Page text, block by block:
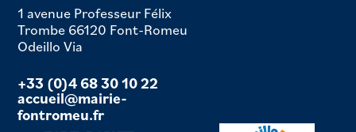
1 avenue Professeur Félix
Trombe 66120 Font-Romeu
Odeillo Via
+33 (0)4 68 30 10 22
accueil@mairie-
fontromeu.fr